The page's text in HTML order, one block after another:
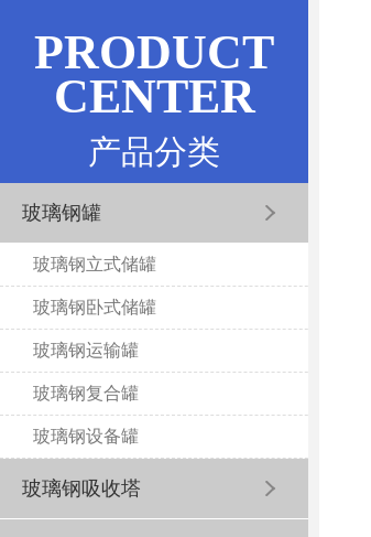
PRODUCT
CENTER
产品分类
玻璃钢罐
玻璃钢立式储罐
玻璃钢卧式储罐
玻璃钢运输罐
玻璃钢复合罐
玻璃钢设备罐
玻璃钢吸收塔